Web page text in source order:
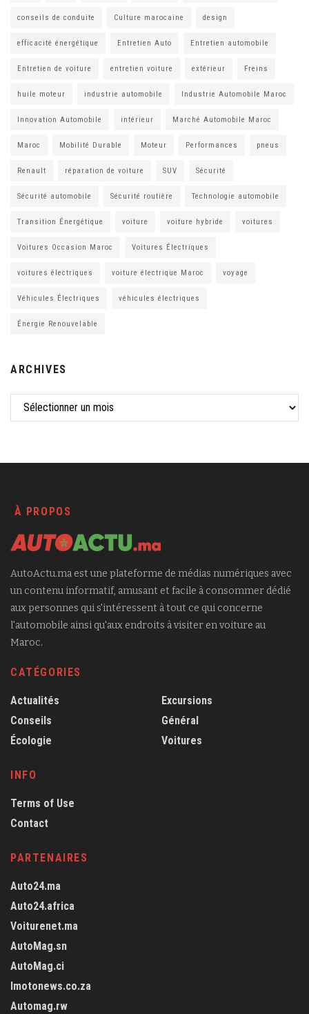
conseils de conduite Culture marocaine design
efficacité énergétique Entretien Auto Entretien automobile
Entretien de voiture entretien voiture extérieur Freins
huile moteur industrie automobile Industrie Automobile Maroc
Innovation Automobile intérieur Marché Automobile Maroc
Maroc Mobilité Durable Moteur Performances pneus
Renault réparation de voiture SUV Sécurité
Sécurité automobile Sécurité routière Technologie automobile
Transition Énergétique voiture voiture hybride voitures
Voitures Occasion Maroc Voitures Électriques
voitures électriques voiture électrique Maroc voyage
Véhicules Électriques véhicules électriques
Énergie Renouvelable
ARCHIVES
À PROPOS
AutoActu.ma est une plateforme de médias numériques avec
un contenu informatif, amusant et facile à consommer dédié
aux personnes qui s'intéressent à tout ce qui concerne
l'automobile ainsi qu'aux endroits à visiter en voiture au
Maroc.
CATÉGORIES
Actualités
Conseils
Écologie
Excursions
Général
Voitures
INFO
Terms of Use
Contact
PARTENAIRES
Auto24.ma
Auto24.africa
Voiturenet.ma
AutoMag.sn
AutoMag.ci
Imotonews.co.za
Automag.rw